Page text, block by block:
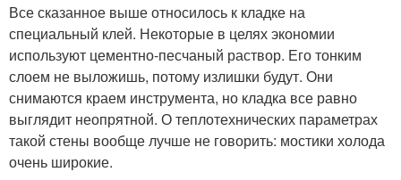
Все сказанное выше относилось к кладке на
специальный клей. Некоторые в целях экономии
используют цементно-песчаный раствор. Его тонким
слоем не выложишь, потому излишки будут. Они
снимаются краем инструмента, но кладка все равно
выглядит неопрятной. О теплотехнических параметрах
такой стены вообще лучше не говорить: мостики холода
очень широкие.